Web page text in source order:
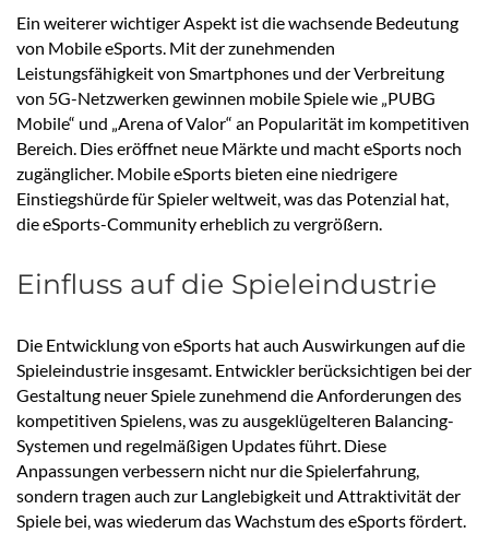
Ein weiterer wichtiger Aspekt ist die wachsende Bedeutung
von Mobile eSports. Mit der zunehmenden
Leistungsfähigkeit von Smartphones und der Verbreitung
von 5G-Netzwerken gewinnen mobile Spiele wie „PUBG
Mobile“ und „Arena of Valor“ an Popularität im kompetitiven
Bereich. Dies eröffnet neue Märkte und macht eSports noch
zugänglicher. Mobile eSports bieten eine niedrigere
Einstiegshürde für Spieler weltweit, was das Potenzial hat,
die eSports-Community erheblich zu vergrößern.
Einfluss auf die Spieleindustrie
Die Entwicklung von eSports hat auch Auswirkungen auf die
Spieleindustrie insgesamt. Entwickler berücksichtigen bei der
Gestaltung neuer Spiele zunehmend die Anforderungen des
kompetitiven Spielens, was zu ausgeklügelteren Balancing-
Systemen und regelmäßigen Updates führt. Diese
Anpassungen verbessern nicht nur die Spielerfahrung,
sondern tragen auch zur Langlebigkeit und Attraktivität der
Spiele bei, was wiederum das Wachstum des eSports fördert.